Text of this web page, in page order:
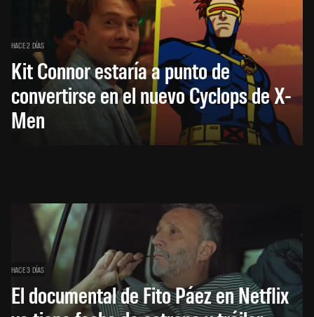
HACE 2 DÍAS
Kit Connor estaría a punto de
convertirse en el nuevo Cyclops de X-
Men
HACE 3 DÍAS
El documental de Fito Páez en Netflix